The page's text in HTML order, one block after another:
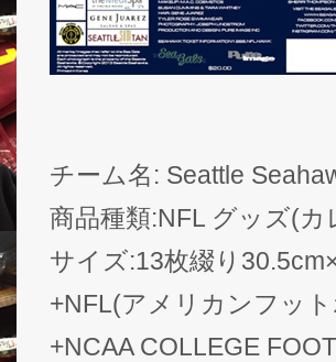
チーム名: Seattle
商品種類:NFL グッズ(
サイズ:13枚綴り
+NFL(アメリカンフッ
+NCAA COLLEGE